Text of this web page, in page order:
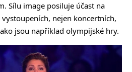
Sílu image posiluje účast na
nejen koncertních,
jsou například olympijské hry.